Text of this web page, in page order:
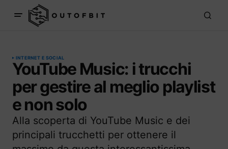
INTERNET E SOCIAL
YouTube Music: i trucchi
per gestire al meglio playlist
e non solo
Alla scoperta di YouTube Music e dei
principali trucchetti per ottenere il